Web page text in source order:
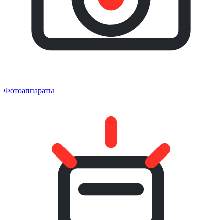
Фотоаппараты